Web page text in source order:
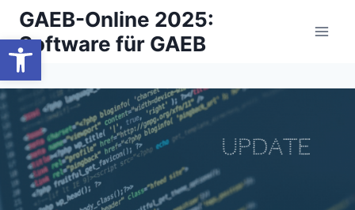
Werkzeugleiste öffnen
Zum
Inhalt
springen
GAEB-Online 2025:
Software für GAEB